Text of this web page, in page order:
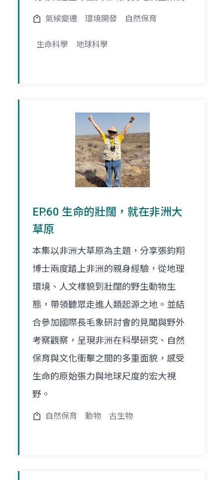
氣候變遷 環境開發 自然保育
生命科學 地球科學
EP.60 生命的壯闊，就在非洲大
草原
本集以非洲大草原為主題，分享張鈞翔
博士兩度踏上非洲的親身經驗，從地理
環境、人文樣貌到壯闊的野生動物生
態，帶領聽眾走進人類起源之地。並結
合參加國際長毛象研討會的見聞與野外
考察觀察，呈現非洲在科學研究、自然
保育與文化衝擊之間的多重面貌，感受
生命的原始張力與地球尺度的宏大視
野。
自然保育 動物 古生物